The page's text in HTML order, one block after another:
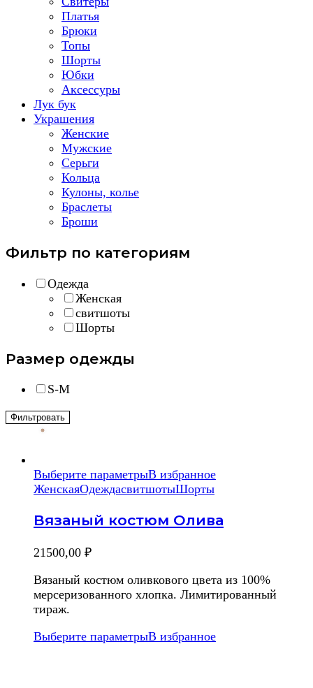
Платья
Брюки
Топы
Шорты
Юбки
Аксессуры
Лук бук
Украшения
Женские
Мужские
Серьги
Кольца
Кулоны, колье
Браслеты
Броши
Фильтр по категориям
Одежда
Женская
свитшоты
Шорты
Размер одежды
S-M
Фильтровать
Выберите параметрыВ избранное
ЖенскаяОдеждасвитшотыШорты
Вязаный костюм Олива
21500,00 ₽
Вязаный костюм оливкового цвета из 100%
мерсеризованного хлопка. Лимитированный
тираж.
Выберите параметрыВ избранное